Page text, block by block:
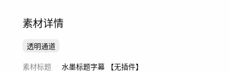
素材详情
透明通道
素材标题
水墨标题字幕 【无插件】